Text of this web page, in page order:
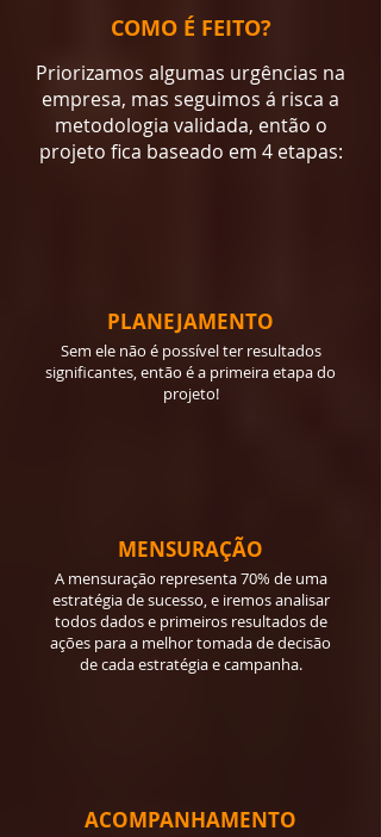
COMO É FEITO?
Priorizamos algumas urgências na
empresa, mas seguimos á risca a
metodologia validada, então o
projeto fica baseado em 4 etapas:
PLANEJAMENTO
Sem ele não é possível ter resultados
significantes, então é a primeira etapa do
projeto!
MENSURAÇÃO
A mensuração representa 70% de uma
estratégia de sucesso, e iremos analisar
todos dados e primeiros resultados de
ações para a melhor tomada de decisão
de cada estratégia e campanha.
ACOMPANHAMENTO